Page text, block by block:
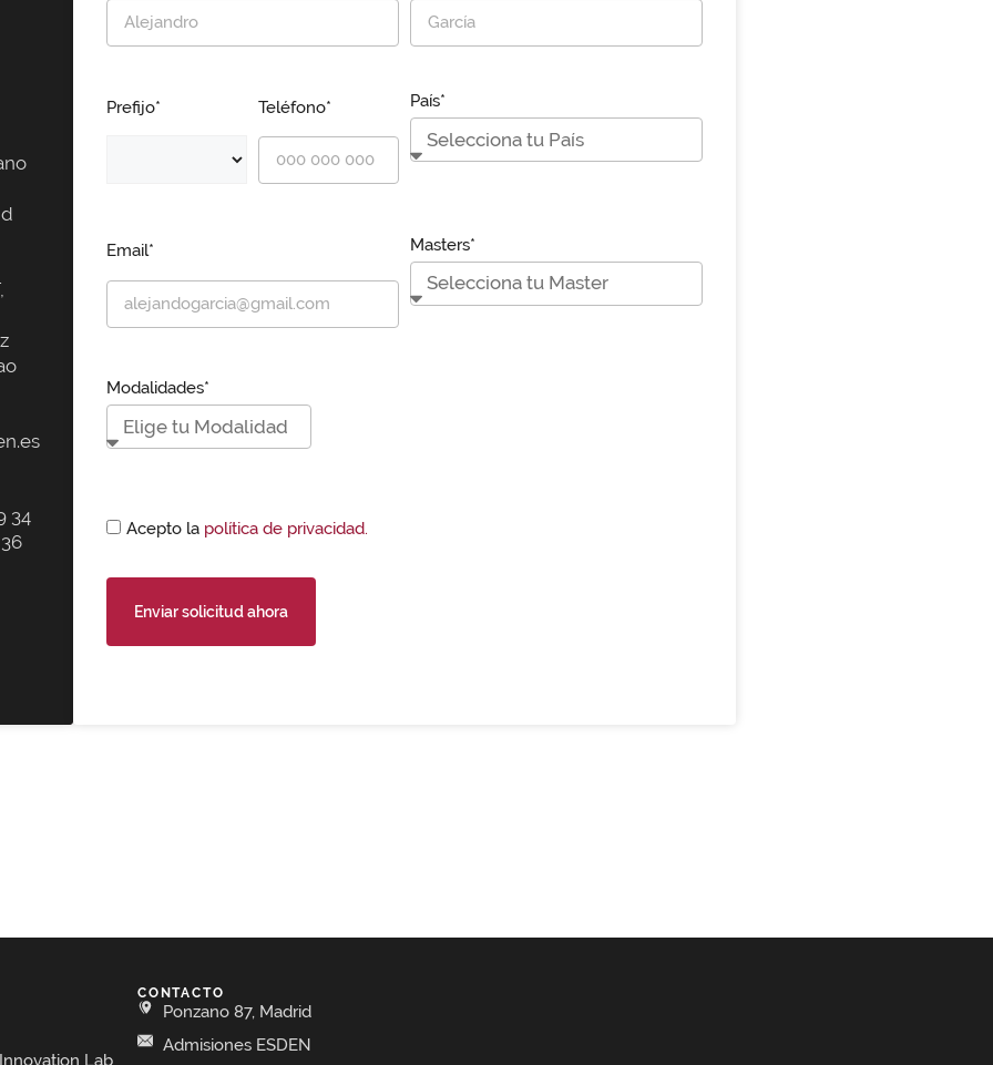
34
Prefijo* Teléfono* País*
Email* Masters*
Modalidades*
Acepto la política de privacidad.
Enviar solicitud ahora
Innovation Lab
CONTACTO
Ponzano 87, Madrid
Admisiones ESDEN